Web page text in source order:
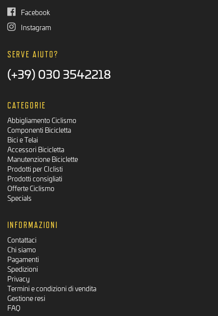
Facebook
Instagram
SERVE AIUTO?
(+39) 030 3542218
CATEGORIE
Abbigliamento Ciclismo
Componenti Bicicletta
Bici e Telai
Accessori Bicicletta
Manutenzione Biciclette
Prodotti per CIclisti
Prodotti consigliati
Offerte Ciclismo
Specials
INFORMAZIONI
Contattaci
Chi siamo
Pagamenti
Spedizioni
Privacy
Termini e condizioni di vendita
Gestione resi
FAQ